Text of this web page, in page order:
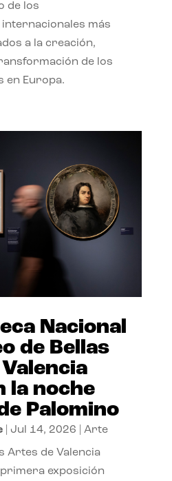
de los
más
a la creación,
de los
en Europa.
Nacional
de Bellas
la noche
Palomino
| Jul 14, 2026 Arte
Artes de Valencia
primera exposición